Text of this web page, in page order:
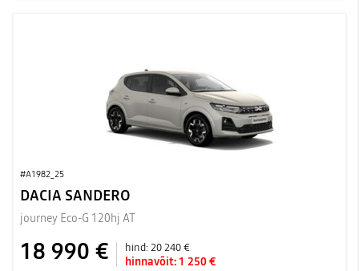
#A1982_25
DACIA SANDERO
journey Eco-G 120hj AT
18 990 € hind: 20 240 €
hinnavõit: 1 250 €